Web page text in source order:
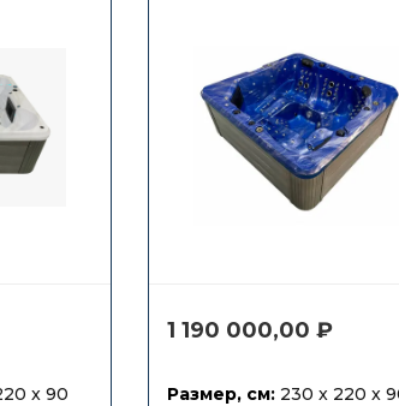
x 90
1 190 000,00 ₽
Размер, см:230 x 220 x